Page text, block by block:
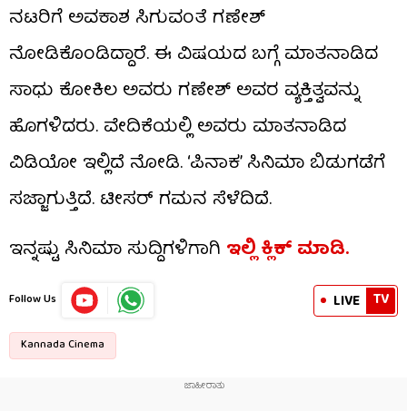
ನಟರಿಗೆ ಅವಕಾಶ ಸಿಗುವಂತೆ ಗಣೇಶ್
ನೋಡಿಕೊಂಡಿದ್ದಾರೆ. ಈ ವಿಷಯದ ಬಗ್ಗೆ ಮಾತನಾಡಿದ
ಸಾಧು ಕೋಕಿಲ ಅವರು ಗಣೇಶ್ ಅವರ ವ್ಯಕ್ತಿತ್ವವನ್ನು
ಹೊಗಳಿದರು. ವೇದಿಕೆಯಲ್ಲಿ ಅವರು ಮಾತನಾಡಿದ
ವಿಡಿಯೋ ಇಲ್ಲಿದೆ ನೋಡಿ. ‘ಪಿನಾಕ’ ಸಿನಿಮಾ ಬಿಡುಗಡೆಗೆ
ಸಜ್ಜಾಗುತ್ತಿದೆ. ಟೀಸರ್ ಗಮನ ಸೆಳೆದಿದೆ.
ಇನ್ನಷ್ಟು ಸಿನಿಮಾ ಸುದ್ದಿಗಳಿಗಾಗಿ ಇಲ್ಲಿ ಕ್ಲಿಕ್​ ಮಾಡಿ.
Follow Us LIVE TV
Kannada Cinema